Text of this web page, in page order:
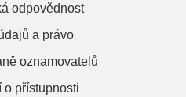
odpovědnost
a právo
oznamovatelů
o přístupnosti